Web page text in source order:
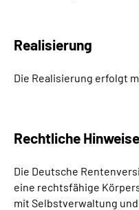
Leichte Sprache
Suche
Realisierung
Die Realisierung erfolgt
Rechtliche Hinweise
Die Deutsche
eine rechtsfähige
mit Selbstverwaltung